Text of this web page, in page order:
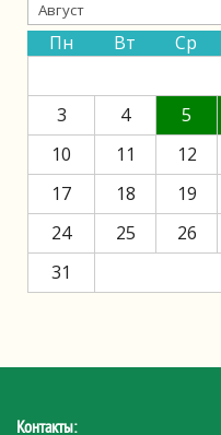
Пн Вт Ср
3
4 5
10
11 12
17
18 19
24
25 26
31
Контакты: